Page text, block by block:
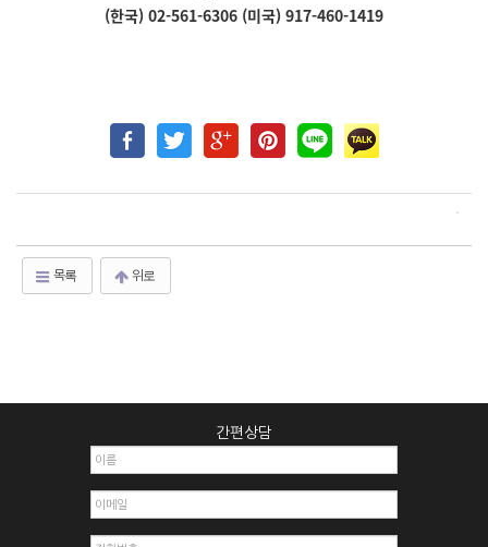
(한국) 02-561-6306 (미국) 917-460-1419
목록 위로
간편상담